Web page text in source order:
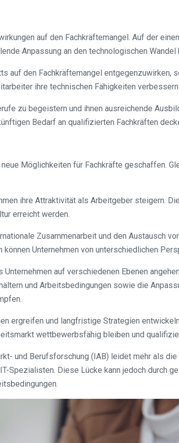
auf den Fachkräftemangel. Auf der
Anpassung an den technologischen
auf den Fachkräftemangel entgegenzuwirken,
ihre technischen Fähigkeiten
zu begeistern und ihnen ausreichende
Bedarf an qualifizierten Fachkräften
Möglichkeiten für Fachkräfte geschaffen.
ihre Attraktivität als Arbeitgeber steigern.
erreicht werden.
Zusammenarbeit und den Austausch
Unternehmen von unterschiedlichen
auf verschiedenen Ebenen
und Arbeitsbedingungen sowie die
ergreifen und langfristige Strategien
wettbewerbsfähig bleiben und
und Berufsforschung (IAB) leidet mehr als
Spezialisten. Diese Lücke kann jedoch